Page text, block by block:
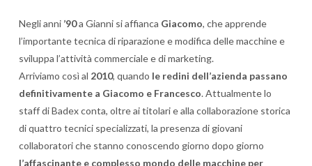
Negli anni ’90a Gianni si affianca Giacomo, che apprende
l’importante tecnica di riparazione e modifica delle macchine e
sviluppa l’attività commerciale e di marketing.
Arriviamo così al 2010, quando le redini dell’azienda passano
definitivamente a Giacomo e Francesco. Attualmente lo
staff di Badex conta, oltre ai titolari e alla collaborazione storica
di quattro tecnici specializzati, la presenza di giovani
collaboratori che stanno conoscendo giorno dopo giorno
l’affascinante e complesso mondo delle macchine per